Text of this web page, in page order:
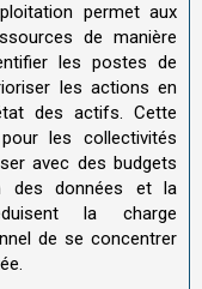
permet aux
de manière
les postes de
les actions en
des actifs. Cette
les collectivités
avec des budgets
des données et la
la charge
de se concentrer
.